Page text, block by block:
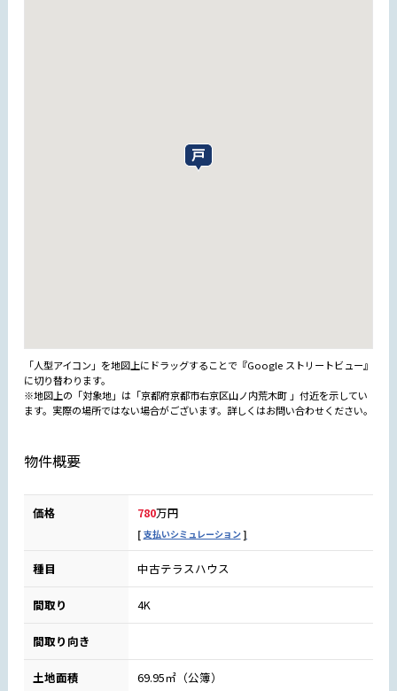
「人型アイコン」を地図上にドラッグすることで『Google ストリートビュー』
に切り替わります。
※地図上の「対象地」は「京都府京都市右京区山ノ内荒木町 」付近を示してい
ます。実際の場所ではない場合がございます。詳しくはお問い合わせください。
物件概要
価格 780万円
支払いシミュレーション
種目 中古テラスハウス
間取り 4K
間取り向き
土地面積 69.95㎡（公簿）